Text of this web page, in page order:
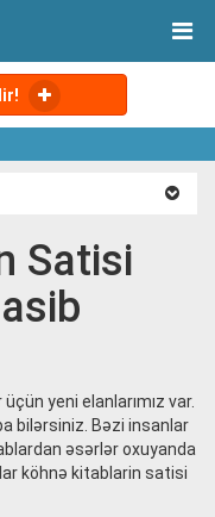
Satisi
yeni elanlarımız var.
bilərsiniz. Bəzi insanlar
əsərlər oxuyanda
köhnə kitablarin satisi